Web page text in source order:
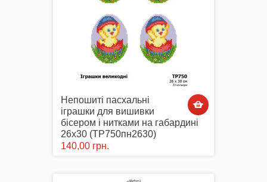
Заготовки для вишивки Бісером/Нитками
Готовий одяг / Вишиванки
Непошиті пасхальні
іграшки для вишивки
бісером і нитками на габардині
26х30 (ТР750пн2630)
140,00 грн.